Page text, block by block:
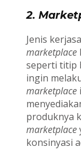
2.
Jenis
marketplace
seperti titip
ingin
marketplace
produknya
marketplace
konsinyasi